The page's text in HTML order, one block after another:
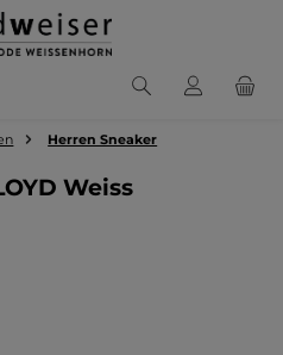
Herren Sneaker
Weiss